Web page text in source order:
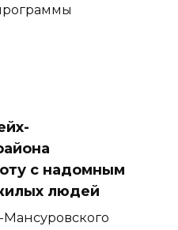
с надомным
людей